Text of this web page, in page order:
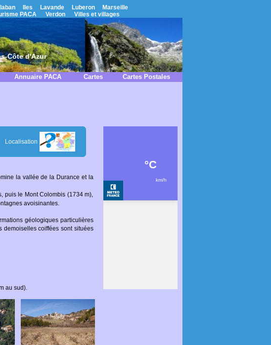
Iles Lavande Luberon
Marseille
PACA Verdon Villes et villages
Côte d'Azur
Annuaire PACA Cartes Cartes Postales
Localisation
la vallée de la Durance et la
puis le Mont Colombis (1734 m),
avoisinantes.
géologiques particulières
demoiselles coiffées sont situées
au sud).